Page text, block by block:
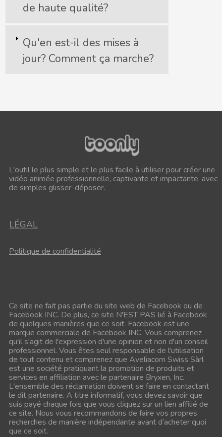
de haute qualité?
Qu'en est-il des mises à
jour? Comment ça marche?
L'outil le plus simple et le plus facile à utiliser pour créer une
vidéo animée professionnelle, captivante et impactante, avec
de simples glisser-déposer.
LÉGAL
Politique de confidentialité
Ce site ne fait pas partie du site web de Facebook ou de
Facebook INC. De plus, ce site N'EST PAS lié à Facebook
de quelques manières que ce soit. Facebook est une
marque commerciale de Facebook INC. Vous comprenez
qu'il s'agit de l'expression d'une opinion et non d'un conseil
professionnel. Vous êtes seul responsable de l'utilisation
de tout contenu et comprenez que Aveliacom Swiss Sàrl
est une société pratiquant la promotion de produits et
services en affiliation avec le partenaire Bryxen, Inc.
L'ensemble des réclamation doivent se faire en contactant
le dit partenaire. A titre informatif, vous devez savoir que
suis payé chaque fois que vous cliquez sur un lien affilié de
ce site. Nous vous recommandons de faire vos propres
recherches de manière indépendante avant d’acheter quoi
que ce soit.